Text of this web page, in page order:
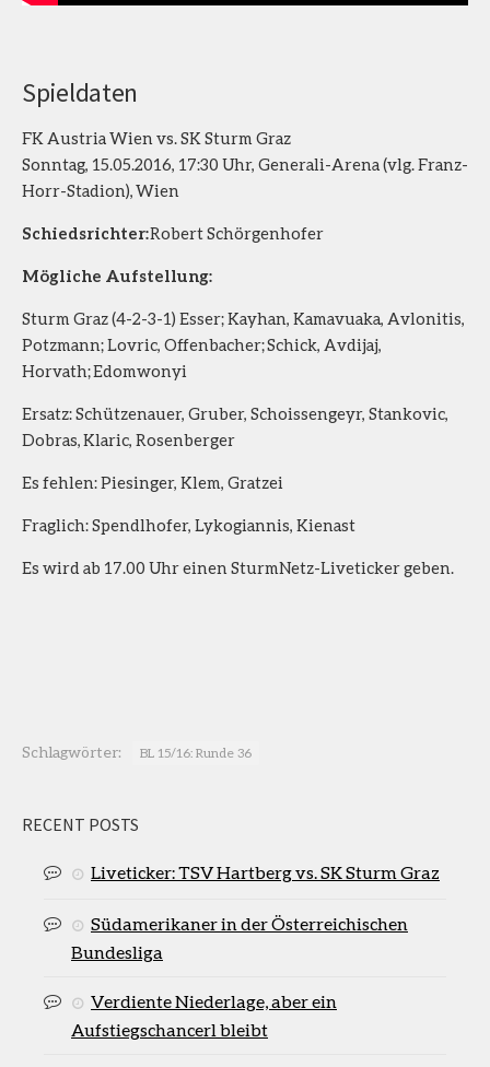
Spieldaten
FK Austria Wien vs. SK Sturm Graz
Sonntag, 15.05.2016, 17:30 Uhr, Generali-Arena (vlg. Franz-
Horr-Stadion), Wien
Schiedsrichter:Robert Schörgenhofer
Mögliche Aufstellung:
Sturm Graz (4-2-3-1) Esser; Kayhan, Kamavuaka, Avlonitis,
Potzmann; Lovric, Offenbacher; Schick, Avdijaj,
Horvath; Edomwonyi
Ersatz: Schützenauer, Gruber, Schoissengeyr, Stankovic,
Dobras, Klaric, Rosenberger
Es fehlen: Piesinger, Klem, Gratzei
Fraglich: Spendlhofer, Lykogiannis, Kienast
Es wird ab 17.00 Uhr einen SturmNetz-Liveticker geben.
Schlagwörter: BL 15/16: Runde 36
RECENT POSTS
Liveticker: TSV Hartberg vs. SK Sturm Graz
Südamerikaner in der Österreichischen
Bundesliga
Verdiente Niederlage, aber ein
Aufstiegschancerl bleibt